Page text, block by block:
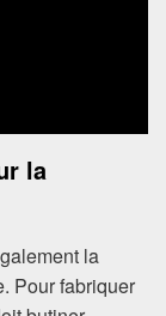
la
la
Pour fabriquer